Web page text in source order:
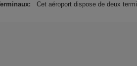
Cet aéroport dispose de deux